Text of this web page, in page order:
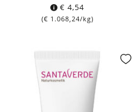
€ 4,54
(€ 1.068,24/kg)